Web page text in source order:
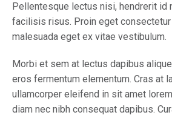
Pellentesque lectus nisi, hendrerit id
facilisis risus. Proin eget
malesuada eget ex vitae vestibulum.
Morbi et sem at lectus dapibus
eros fermentum elementum. Cras at
ullamcorper eleifend in sit amet
diam nec nibh consequat dapibus.